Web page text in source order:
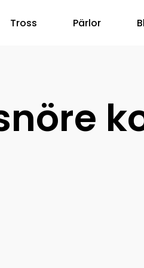
Tross Pärlor